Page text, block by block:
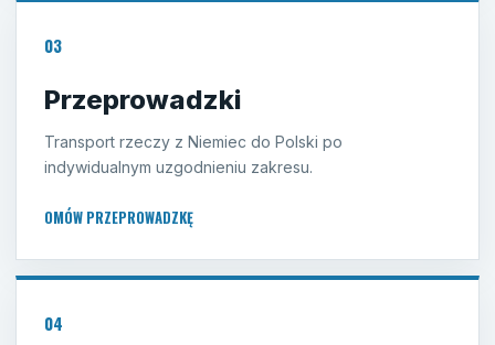
03
Przeprowadzki
Transport rzeczy z Niemiec do Polski po
indywidualnym uzgodnieniu zakresu.
OMÓW PRZEPROWADZKĘ
04